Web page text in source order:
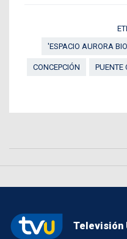
'ESPACIO AURORA
CONCEPCIÓN PUENTE
Televisión